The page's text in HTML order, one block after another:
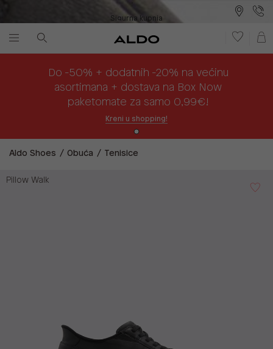
Sigurna kupnja
Do -50% + dodatnih -20% na većinu
asortimana + dostava na Box Now
paketomate za samo 0,99€!
Kreni u shopping!
Aldo Shoes Obuća Tenisice
Pillow Walk